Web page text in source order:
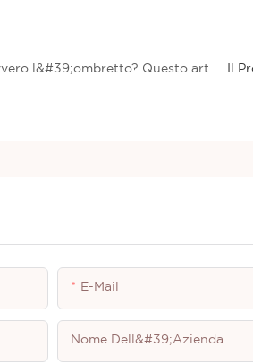
Il
E-Mail
Nome Dell&#39;azienda